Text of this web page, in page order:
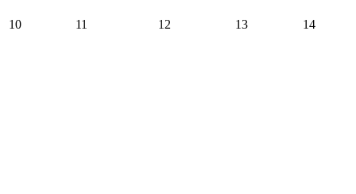
10 11 12 13 14